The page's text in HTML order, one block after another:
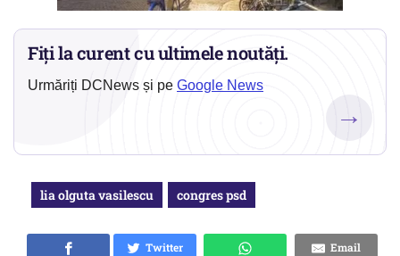
Fiți la curent cu ultimele noutăți.
Urmăriți DCNews și pe Google News
→
lia olguta vasilescu congres psd
Twitter
Email